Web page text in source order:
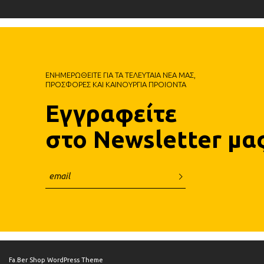
Εγγραφείτε
στο Newsletter
ΕΝΗΜΕΡΩΘΕΙΤΕ ΓΙΑ ΤΑ ΤΕΛΕΥΤΑΙΑ ΝΕΑ ΜΑΣ,
ΠΡΟΣΦΟΡΕΣ ΚΑΙ ΚΑΙΝΟΥΡΓΙΑ ΠΡΟΙΟΝΤΑ
Fa.Ber Shop WordPress Theme